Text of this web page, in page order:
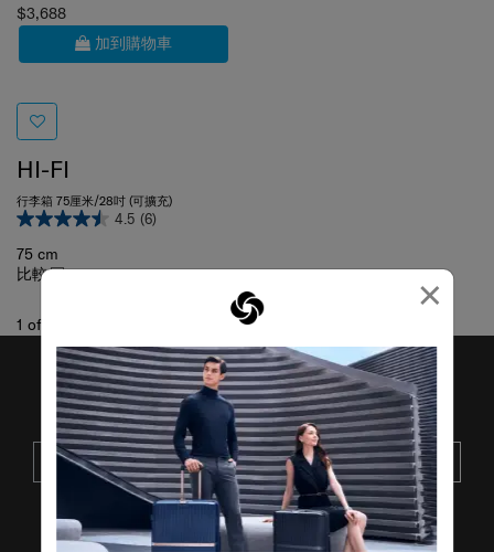
×
$3,688
加到購物車
HI-FI
行李箱 75厘米/28吋 (可擴充)
4.5 (6)
75 cm
比較
1 of
接收SAMSONITE的最新消息
提交
了解其他品牌